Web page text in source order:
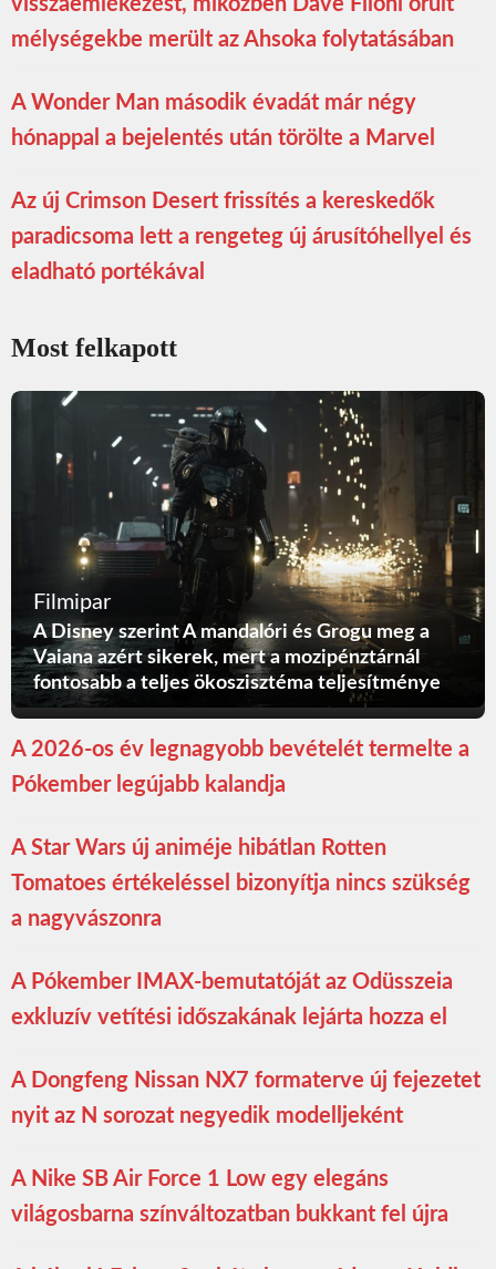
visszaemlékezést, miközben Dave Filoni őrült
mélységekbe merült az Ahsoka folytatásában
A Wonder Man második évadát már négy
hónappal a bejelentés után törölte a Marvel
Az új Crimson Desert frissítés a kereskedők
paradicsoma lett a rengeteg új árusítóhellyel és
eladható portékával
Most felkapott
Filmipar
A Disney szerint A mandalóri és Grogu meg a
Vaiana azért sikerek, mert a mozipénztárnál
fontosabb a teljes ökoszisztéma teljesítménye
A 2026-os év legnagyobb bevételét termelte a
Pókember legújabb kalandja
A Star Wars új animéje hibátlan Rotten
Tomatoes értékeléssel bizonyítja nincs szükség
a nagyvászonra
A Pókember IMAX-bemutatóját az Odüsszeia
exkluzív vetítési időszakának lejárta hozza el
A Dongfeng Nissan NX7 formaterve új fejezetet
nyit az N sorozat negyedik modelljeként
A Nike SB Air Force 1 Low egy elegáns
világosbarna színváltozatban bukkant fel újra